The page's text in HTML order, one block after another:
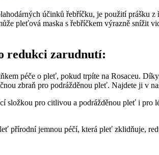
účinků řebříčku, je použití prášku
pleťová maska s řebříčkem výrazně snížit
redukci zarudnutí:
péče o pleť, pokud trpíte na Rosaceu.
zbraň pro podrážděnou pleť. Najdete ji v
složkou pro citlivou a podrážděnou pleť i pro
přírodní jemnou péčí, která pleť zklidňuje,